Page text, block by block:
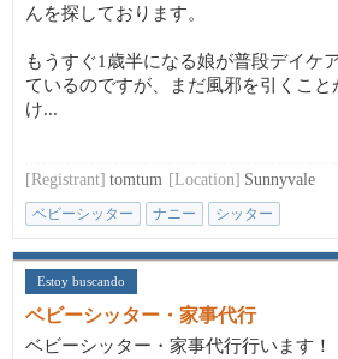
んを探しております。
もうすぐ1歳半になる娘が普段デイケ
ているのですが、まだ風邪を引くこ
け...
[Registrant] tomtum [Location] Sunnyvale
ベビーシッター ナニー シッター
Estoy buscando
ベビーシッター・家事代行
ベビーシッター・家事代行行います！